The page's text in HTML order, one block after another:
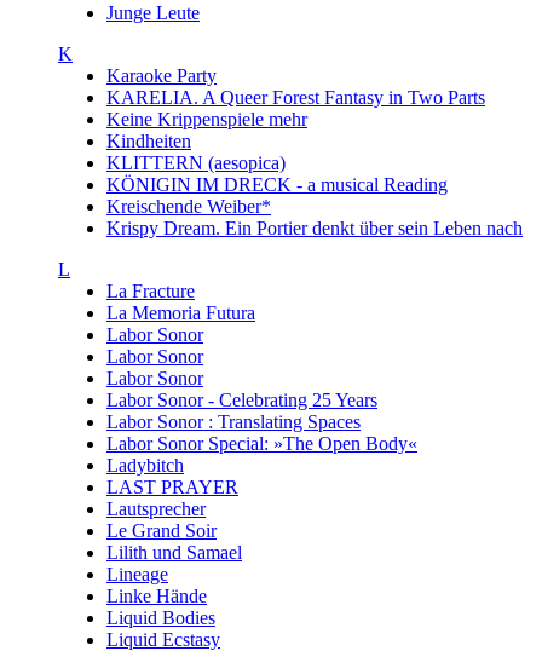
Junge Leute
K
Karaoke Party
KARELIA. A Queer Forest Fantasy in Two Parts
Keine Krippenspiele mehr
Kindheiten
KLITTERN (aesopica)
KÖNIGIN IM DRECK - a musical Reading
Kreischende Weiber*
Krispy Dream. Ein Portier denkt über sein Leben nach
L
La Fracture
La Memoria Futura
Labor Sonor
Labor Sonor
Labor Sonor
Labor Sonor - Celebrating 25 Years
Labor Sonor : Translating Spaces
Labor Sonor Special: »The Open Body«
Ladybitch
LAST PRAYER
Lautsprecher
Le Grand Soir
Lilith und Samael
Lineage
Linke Hände
Liquid Bodies
Liquid Ecstasy